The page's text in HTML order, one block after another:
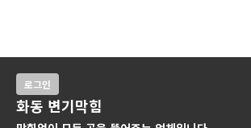
로그인
화동 변기막힘